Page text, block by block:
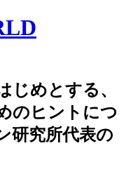
じめとする、
のヒントにつ
研究所代表の